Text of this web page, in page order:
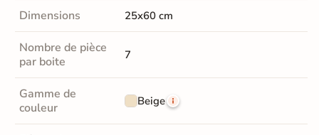
Dimensions 25x60 cm
Nombre de pièce
par boite
7
Gamme de
couleur
Beige